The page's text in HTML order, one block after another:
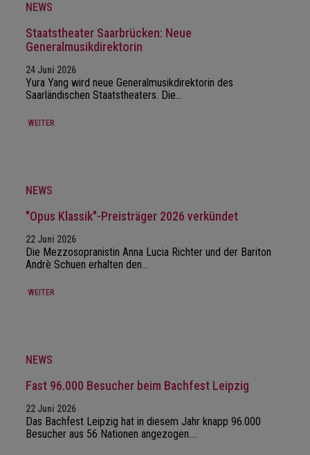
NEWS
Staatstheater Saarbrücken: Neue
Generalmusikdirektorin
24 Juni 2026
Yura Yang wird neue Generalmusikdirektorin des
Saarländischen Staatstheaters. Die…
WEITER
NEWS
"Opus Klassik"-Preisträger 2026 verkündet
22 Juni 2026
Die Mezzosopranistin Anna Lucia Richter und der Bariton
Andrè Schuen erhalten den…
WEITER
NEWS
Fast 96.000 Besucher beim Bachfest Leipzig
22 Juni 2026
Das Bachfest Leipzig hat in diesem Jahr knapp 96.000
Besucher aus 56 Nationen angezogen.…